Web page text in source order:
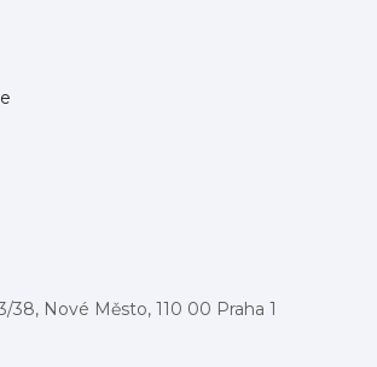
38, Nové Město, 110 00 Praha 1